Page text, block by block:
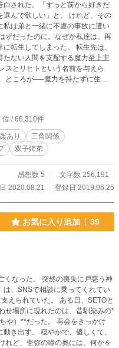
白された。「ずっと前から好きだ
選んで欲しい」と。 けれど、その
私は弟と一緒に不慮の事故に遭い
だったのに。なぜか私達は、再
転生してしまった。 転生先は、
たない人間を支配する魔力至上主
スとリヒトという名前を与えら
ところが──魔力を持たずに生ま
保持者が収容される隔離施設に
者と隷属契約をすること。 そん
リヒトが私を助けるために提案
くないなら、俺と隷属契約し
係になった姉弟の関係は、ある
た。
位 / 66,310件
あり
三角関係
双子姉弟
感想数 5
文字数 256,191
2020.08.21
登録日 2019.06.25
お気に入り追加 39
くなった。 突然の喪失に戸惑う神
は、SNSで相談に乗ってくれてい
た。 ある日、SETOと
せ場所に現れたのは、昔馴染みの*
た。 再会をきっかけ
き出す。 穏やかで、優しくて、
れど、壱弥の瞳の奥には、何かを